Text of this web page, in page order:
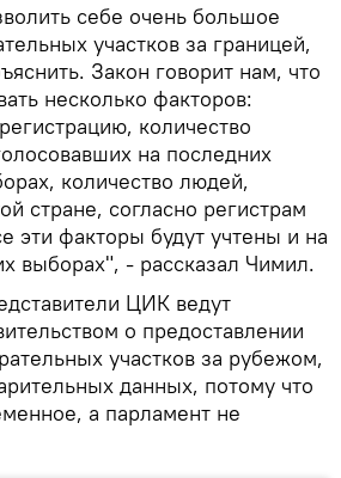
себе очень большое
участков за границей,
Закон говорит нам, что
несколько факторов:
количество
на последних
количество людей,
стране, согласно регистрам
эти факторы будут учтены и на
выборах", - рассказал Чимил.
ЦИК ведут
о предоставлении
участков за рубежом,
данных, потому что
а парламент не